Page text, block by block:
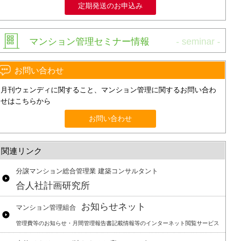
定期発送のお申込み
マンション管理セミナー情報
お問い合わせ
月刊ウェンディに関すること、マンション管理に関するお問い合わ
せはこちらから
お問い合わせ
関連リンク
分譲マンション総合管理業 建築コンサルタント
合人社計画研究所
マンション管理組合 お知らせネット
管理費等のお知らせ・月間管理報告書記載情報等のインターネット閲覧サービス